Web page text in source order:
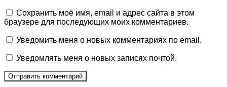
Сохранить моё имя, email и адрес сайта в этом
браузере для последующих моих комментариев.
Уведомить меня о новых комментариях по email.
Уведомлять меня о новых записях почтой.